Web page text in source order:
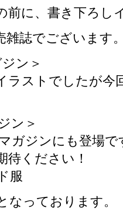
前に、書き下ろし
雑誌でございます
ジン＞
ラストでしたが今
ン＞
ガジンにも登場で
待ください！
服
なっております。